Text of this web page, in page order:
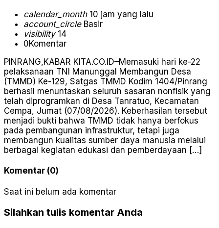
calendar_month10 jam yang lalu
account_circleBasir
visibility14
0Komentar
PINRANG,KABAR KITA.CO.ID–Memasuki hari ke-22
pelaksanaan TNI Manunggal Membangun Desa
(TMMD) Ke-129, Satgas TMMD Kodim 1404/Pinrang
berhasil menuntaskan seluruh sasaran nonfisik yang
telah diprogramkan di Desa Tanratuo, Kecamatan
Cempa, Jumat (07/08/2026). Keberhasilan tersebut
menjadi bukti bahwa TMMD tidak hanya berfokus
pada pembangunan infrastruktur, tetapi juga
membangun kualitas sumber daya manusia melalui
berbagai kegiatan edukasi dan pemberdayaan […]
Komentar (0)
Saat ini belum ada komentar
Silahkan tulis komentar Anda